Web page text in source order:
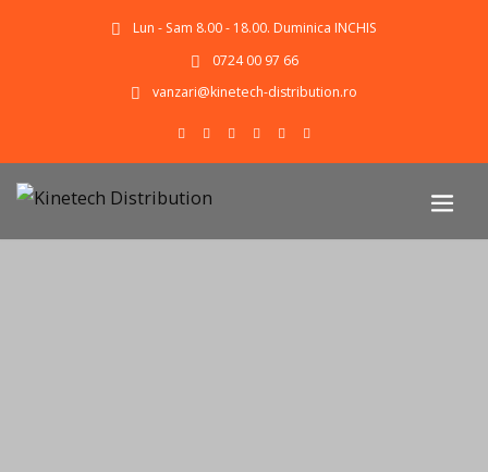
Lun - Sam 8.00 - 18.00. Duminica INCHIS
0724 00 97 66
vanzari@kinetech-distribution.ro